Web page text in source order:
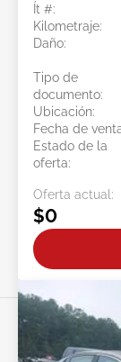
Ít #:
Kilometraje:
Daño:
Tipo de
documento:
Ubicación:
Fecha de
Estado de la
oferta:
Oferta actual:
$0